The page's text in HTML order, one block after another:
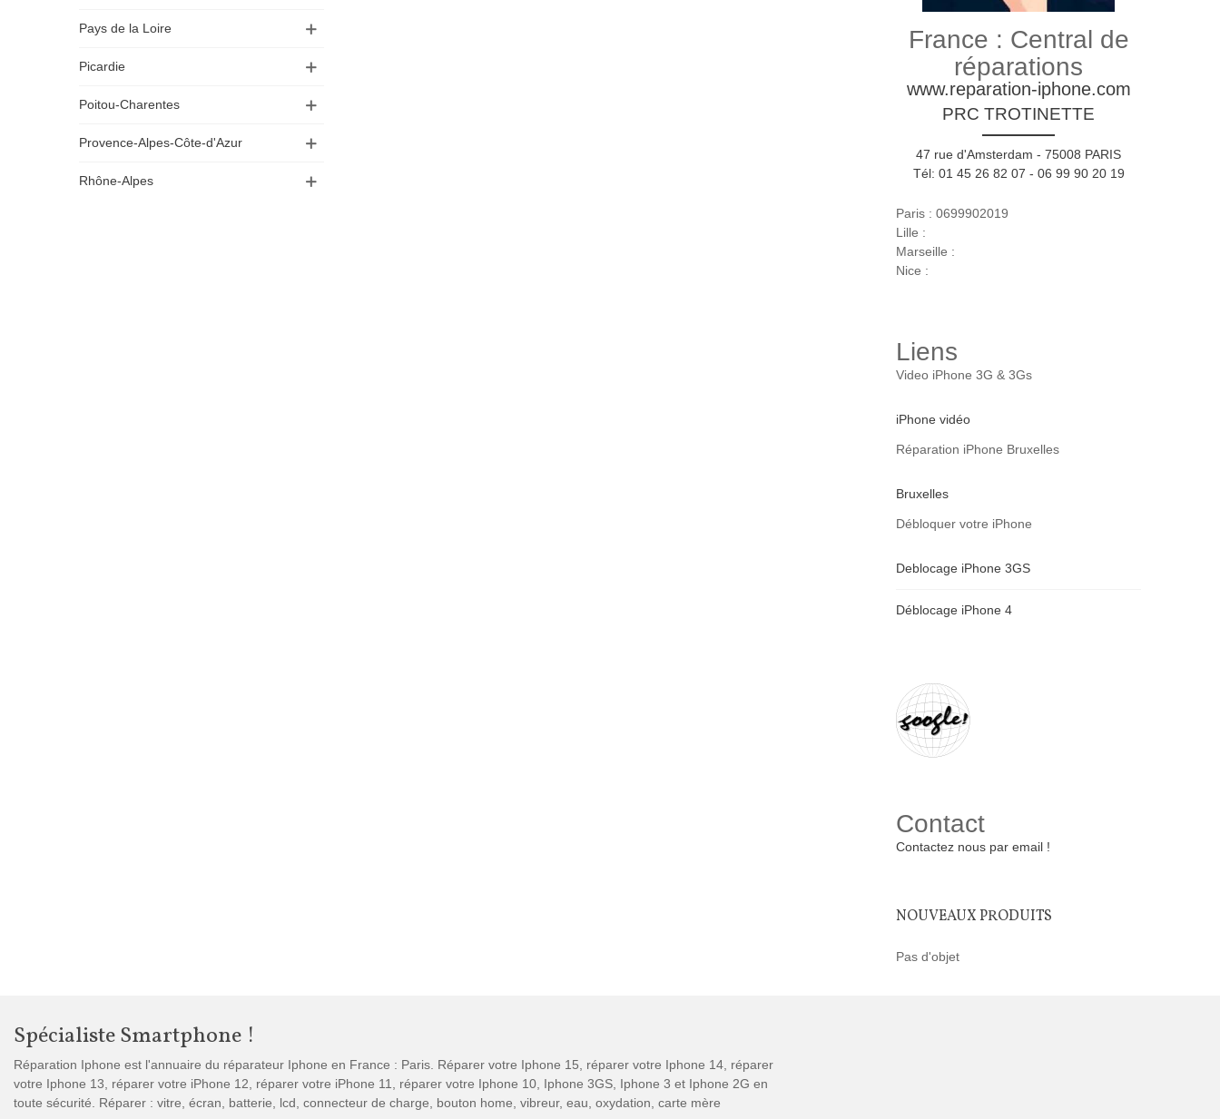
Pays de la Loire
Picardie
Poitou-Charentes
Provence-Alpes-Côte-d'Azur
Rhône-Alpes
France : Central de
réparations
www.reparation-iphone.com
PRC TROTINETTE
47 rue d'Amsterdam - 75008 PARIS
Tél: 01 45 26 82 07 - 06 99 90 20 19
Paris : 0699902019
Lille :
Marseille :
Nice :
Liens
Video iPhone 3G & 3Gs
iPhone vidéo
Réparation iPhone Bruxelles
Bruxelles
Débloquer votre iPhone
Deblocage iPhone 3GS
Déblocage iPhone 4
Contact
Contactez nous par email !
NOUVEAUX PRODUITS
Pas d'objet
Spécialiste Smartphone !
Réparation Iphone est l'annuaire du réparateur Iphone en France : Paris. Réparer votre Iphone 15, réparer votre Iphone 14, réparer
votre Iphone 13, réparer votre iPhone 12, réparer votre iPhone 11, réparer votre Iphone 10, Iphone 3GS, Iphone 3 et Iphone 2G en
toute sécurité. Réparer : vitre, écran, batterie, lcd, connecteur de charge, bouton home, vibreur, eau, oxydation, carte mère